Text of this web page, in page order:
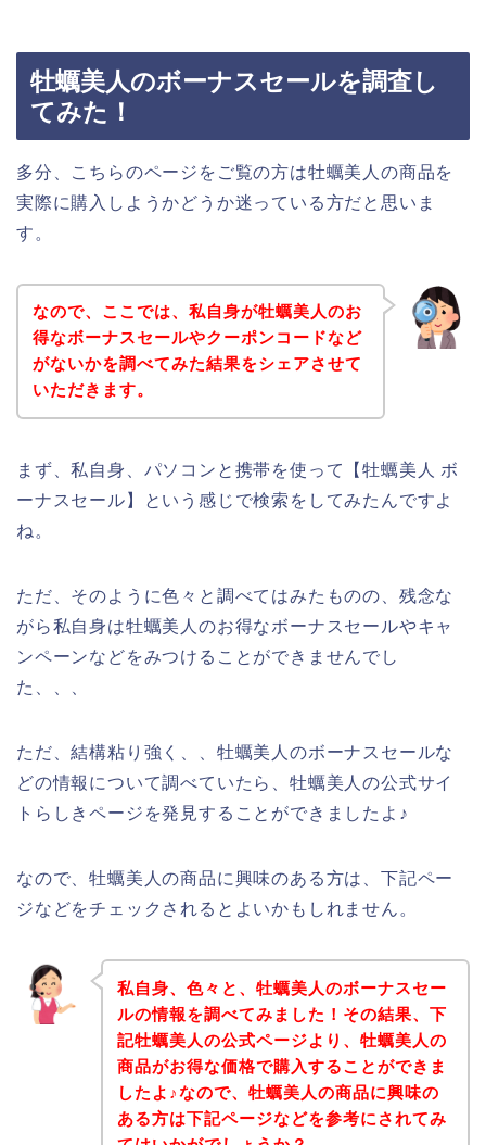
牡蠣美人のボーナスセールを調査し
てみた！
多分、こちらのページをご覧の方は牡蠣美人の商品を
実際に購入しようかどうか迷っている方だと思いま
す。
なので、ここでは、私自身が牡蠣美人のお
得なボーナスセールやクーポンコードなど
がないかを調べてみた結果をシェアさせて
いただきます。
まず、私自身、パソコンと携帯を使って【牡蠣美人 ボ
ーナスセール】という感じで検索をしてみたんですよ
ね。
ただ、そのように色々と調べてはみたものの、残念な
がら私自身は牡蠣美人のお得なボーナスセールやキャ
ンペーンなどをみつけることができませんでし
た、、、
ただ、結構粘り強く、、牡蠣美人のボーナスセールな
どの情報について調べていたら、牡蠣美人の公式サイ
トらしきページを発見することができましたよ♪
なので、牡蠣美人の商品に興味のある方は、下記ペー
ジなどをチェックされるとよいかもしれません。
私自身、色々と、牡蠣美人のボーナスセー
ルの情報を調べてみました！その結果、下
記牡蠣美人の公式ページより、牡蠣美人の
商品がお得な価格で購入することができま
したよ♪なので、牡蠣美人の商品に興味の
ある方は下記ページなどを参考にされてみ